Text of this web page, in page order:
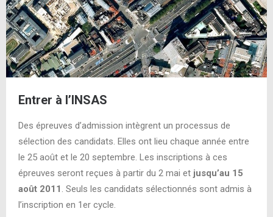
Entrer à l’INSAS
Des épreuves d’admission intègrent un processus de
sélection des candidats. Elles ont lieu chaque année entre
le 25 août et le 20 septembre. Les inscriptions à ces
épreuves seront reçues à partir du 2 mai et jusqu’au 15
août 2011 . Seuls les candidats sélectionnés sont admis à
l’inscription en 1er cycle.